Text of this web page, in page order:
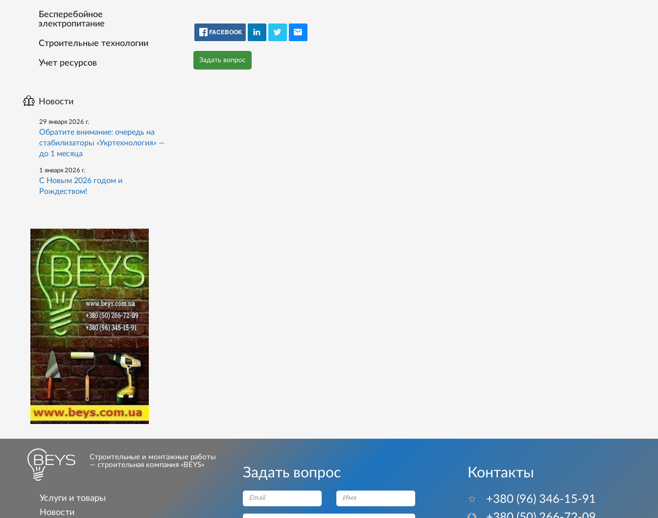
FACEBOOK
Задать вопрос
Бесперебойное
электропитание
Строительные технологии
Учет ресурсов
Новости
29 января 2026 г.
Обратите внимание: очередь на
стабилизаторы «Укртехнология» —
до 1 месяца
1 января 2026 г.
С Новым 2026 годом и
Рождеством!
Строительные и монтажные работы
— строительная компания «BEYS»
Услуги и товары
Новости
Задать вопрос Контакты
+380 (96) 346-15-91